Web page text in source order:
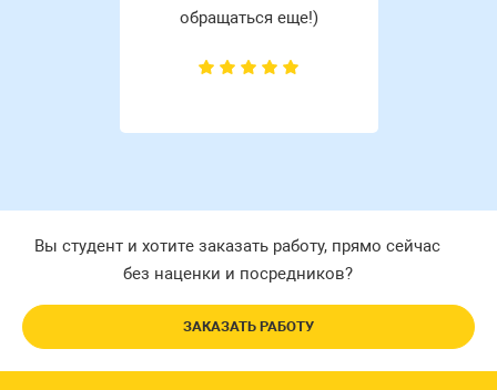
обращаться еще!)
Вы студент и хотите заказать работу, прямо сейчас
без наценки и посредников?
ЗАКАЗАТЬ РАБОТУ